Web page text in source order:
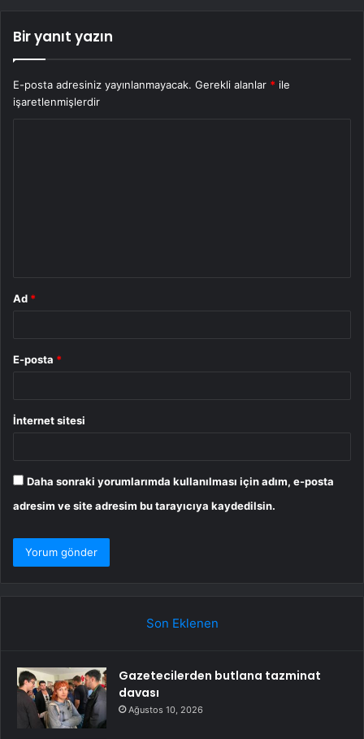
Bir yanıt yazın
E-posta adresiniz yayınlanmayacak. Gerekli alanlar * ile
işaretlenmişlerdir
Ad *
E-posta *
İnternet sitesi
Daha sonraki yorumlarımda kullanılması için adım, e-posta
adresim ve site adresim bu tarayıcıya kaydedilsin.
Son Eklenen
Gazetecilerden butlana tazminat
davası
Ağustos 10, 2026